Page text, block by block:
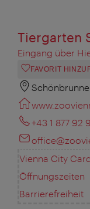
Tiergarten
Eingang über
FAVORIT
+43 1 877 92
Vienna City
Öffnungszeiten
Barrierefreiheit